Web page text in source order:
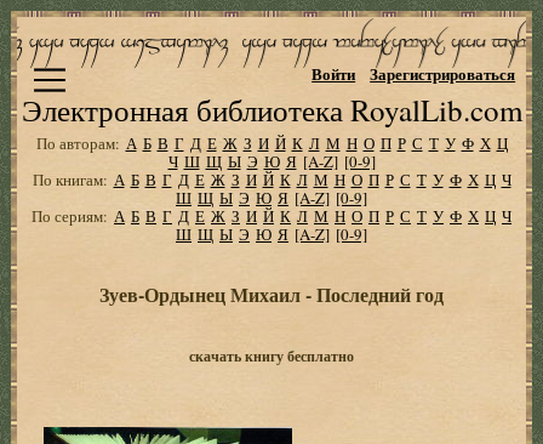
Электронная библиотека RoyalLib.com
Войти Зарегистрироваться
По авторам: А Б В Г Д Е Ж З И Й К Л М Н О П Р С Т У Ф Х Ц
Ч Ш Щ Ы Э Ю Я [A-Z] [0-9]
По книгам: А Б В Г Д Е Ж З И Й К Л М Н О П Р С Т У Ф Х Ц Ч
Ш Щ Ы Э Ю Я [A-Z] [0-9]
По сериям: А Б В Г Д Е Ж З И Й К Л М Н О П Р С Т У Ф Х Ц Ч
Ш Щ Ы Э Ю Я [A-Z] [0-9]
Зуев-Ордынец Михаил - Последний год
скачать книгу бесплатно